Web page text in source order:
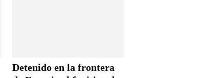
Detenido en la frontera